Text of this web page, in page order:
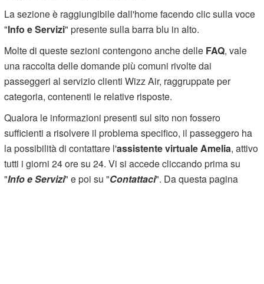
La sezione è raggiungibile dall'home facendo clic sulla voce
"Info e Servizi" presente sulla barra blu in alto.
Molte di queste sezioni contengono anche delle FAQ, vale
una raccolta delle domande più comuni rivolte dai
passeggeri al servizio clienti Wizz Air, raggruppate per
categoria, contenenti le relative risposte.
Qualora le informazioni presenti sul sito non fossero
sufficienti a risolvere il problema specifico, il passeggero ha
la possibilità di contattare l'assistente virtuale Amelia, attivo
tutti i giorni 24 ore su 24. Vi si accede cliccando prima su
"Info e Servizi" e poi su "Contattaci". Da questa pagina